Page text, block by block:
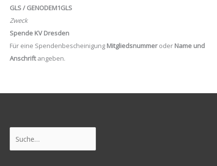
GLS / GENODEM1GLS
Zweck
Spende KV Dresden
Für eine Spendenbescheinigung Mitgliedsnummeroder Name und
Anschriftangeben.